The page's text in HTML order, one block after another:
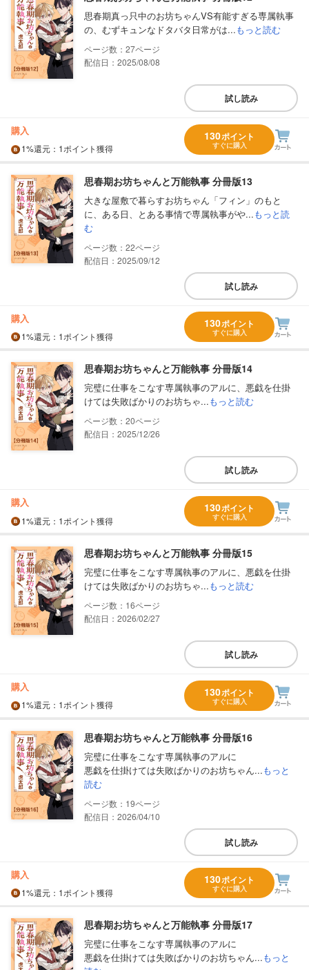
思春期真っ只中のお坊ちゃんVS有能すぎる専属執事
の、むずキュンなドタバタ日常がは...もっと読む
27
配信日：2025/08/08
試し読み
購入
1%還元 ：1ポイント獲得
130ポイント
すぐに購入
思春期お坊ちゃんと万能執事 分冊版13
大きな屋敷で暮らすお坊ちゃん「フィン」のもと
に、ある日、とある事情で専属執事がや...もっと読
む
22
配信日：2025/09/12
試し読み
購入
1%還元 ：1ポイント獲得
130ポイント
すぐに購入
思春期お坊ちゃんと万能執事 分冊版14
完璧に仕事をこなす専属執事のアルに、悪戯を仕掛
けては失敗ばかりのお坊ちゃ...もっと読む
20
配信日：2025/12/26
試し読み
購入
1%還元 ：1ポイント獲得
130ポイント
すぐに購入
思春期お坊ちゃんと万能執事 分冊版15
完璧に仕事をこなす専属執事のアルに、悪戯を仕掛
けては失敗ばかりのお坊ちゃ...もっと読む
16
配信日：2026/02/27
試し読み
購入
1%還元 ：1ポイント獲得
130ポイント
すぐに購入
思春期お坊ちゃんと万能執事 分冊版16
完璧に仕事をこなす専属執事のアルに
悪戯を仕掛けては失敗ばかりのお坊ちゃん...もっと
読む
19
配信日：2026/04/10
試し読み
購入
1%還元 ：1ポイント獲得
130ポイント
すぐに購入
思春期お坊ちゃんと万能執事 分冊版17
完璧に仕事をこなす専属執事のアルに
悪戯を仕掛けては失敗ばかりのお坊ちゃん...もっと